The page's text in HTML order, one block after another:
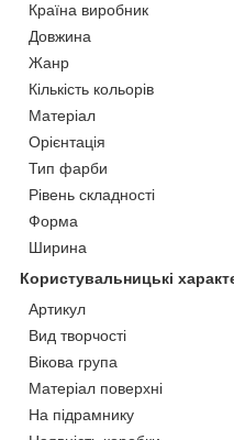
Країна виробник
Довжина
Жанр
Кількість кольорів
Матеріал
Орієнтація
Тип фарби
Рівень складності
Форма
Ширина
Користувальницькі
Артикул
Вид творчості
Вікова група
Матеріал поверхні
На підрамнику